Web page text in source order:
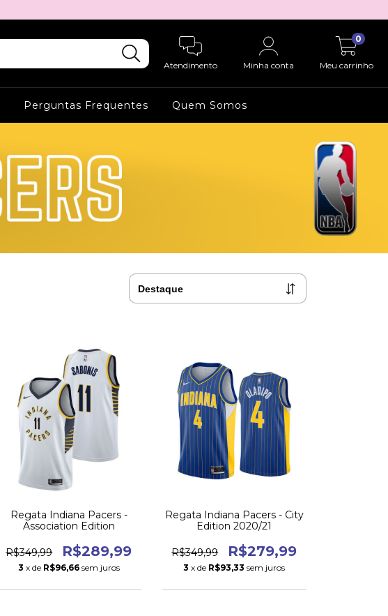
Atendimento Minha conta Meu carrinho
0
Perguntas Frequentes Quem Somos
Regata Indiana Pacers -
Association Edition
R$349,99 R$289,99
3 x de R$96,66 sem juros
Regata Indiana Pacers - City
Edition 2020/21
R$349,99 R$279,99
3 x de R$93,33 sem juros